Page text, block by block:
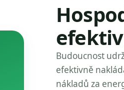
Budoucnost
efektivně
nákladů za